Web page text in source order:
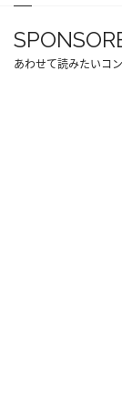
あわせて読みたいコ